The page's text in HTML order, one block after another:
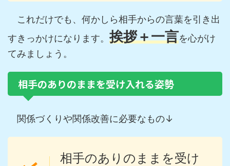
これだけでも、何かしら相手からの言葉を引き出
すきっかけになります。挨拶＋一言を心がけ
てみましょう。
相手のありのままを受け入れる姿勢
関係づくりや関係改善に必要なもの↓
相手のありのままを受け